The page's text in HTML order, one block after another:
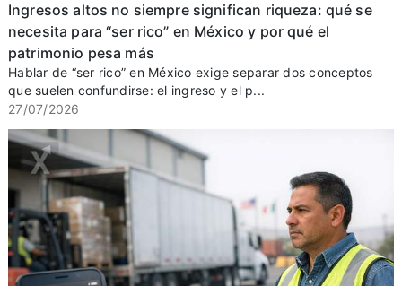
Ingresos altos no siempre significan riqueza: qué se
necesita para “ser rico” en México y por qué el
patrimonio pesa más
Hablar de “ser rico” en México exige separar dos conceptos
que suelen confundirse: el ingreso y el p...
27/07/2026